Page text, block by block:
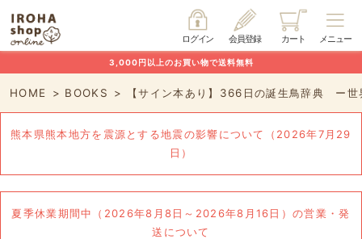
メニュー
カート
会員登録
ログイン
3,000円以上のお買い物で送料無料
HOME BOOKS 【サイン本あり】366日の誕生鳥辞典 ー世
熊本県熊本地方を震源とする地震の影響について（2026年7月29
日）
夏季休業期間中（2026年8月8日～2026年8月16日）の営業・発
送について